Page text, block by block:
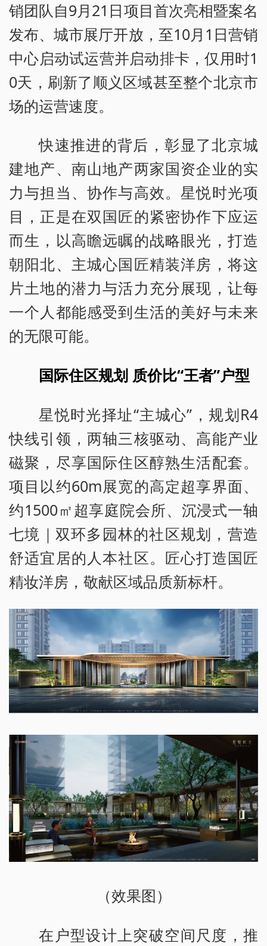
销团队自9月21日项目首次亮相暨案名
发布、城市展厅开放，至10月1日营销
中心启动试运营并启动排卡，仅用时1
0天，刷新了顺义区域甚至整个北京市
场的运营速度。
快速推进的背后，彰显了北京城
建地产、南山地产两家国资企业的实
力与担当、协作与高效。星悦时光项
目，正是在双国匠的紧密协作下应运
而生，以高瞻远瞩的战略眼光，打造
朝阳北、主城心国匠精装洋房，将这
片土地的潜力与活力充分展现，让每
一个人都能感受到生活的美好与未来
的无限可能。
国际住区规划 质价比“王者”户型
星悦时光择址“主城心”，规划R4
快线引领，两轴三核驱动、高能产业
磁聚，尽享国际住区醇熟生活配套。
项目以约60m展宽的高定超享界面、
约1500㎡超享庭院会所、沉浸式一轴
七境｜双环多园林的社区规划，营造
舒适宜居的人本社区。匠心打造国匠
精妆洋房，敬献区域品质新标杆。
（效果图）
在户型设计上突破空间尺度，推